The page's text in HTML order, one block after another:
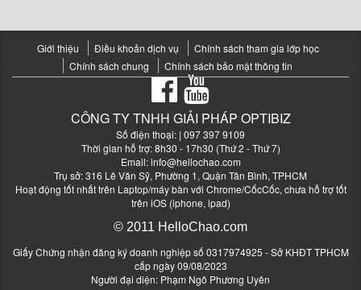
Giới thiệu Điều khoản dịch vụ
Chính sách tham gia lớp học
Chính sách chung
Chính sách bảo mật thông tin
CÔNG TY TNHH GIẢI PHÁP OPTIBIZ
Số điện thoại: | 097 397 9109
Thời gian hỗ trợ: 8h30 - 17h30 (Thứ 2 - Thứ 7)
Email:info@hellochao.com
Trụ sở: 316 Lê Văn Sỹ, Phường 1, Quận Tân Bình, TPHCM
Hoạt động tốt nhất trên Laptop/máy bàn với Chrome/CốcCốc, chưa hỗ trợ tốt
trên iOS (iphone, ipad)
© 2011 HelloChao.com
Giấy Chứng nhận đăng ký doanh nghiệp số 0317974925 - Sở KHĐT TPHCM
cấp ngày 09/08/2023
Người đại diện: Phạm Ngô Phương Uyên